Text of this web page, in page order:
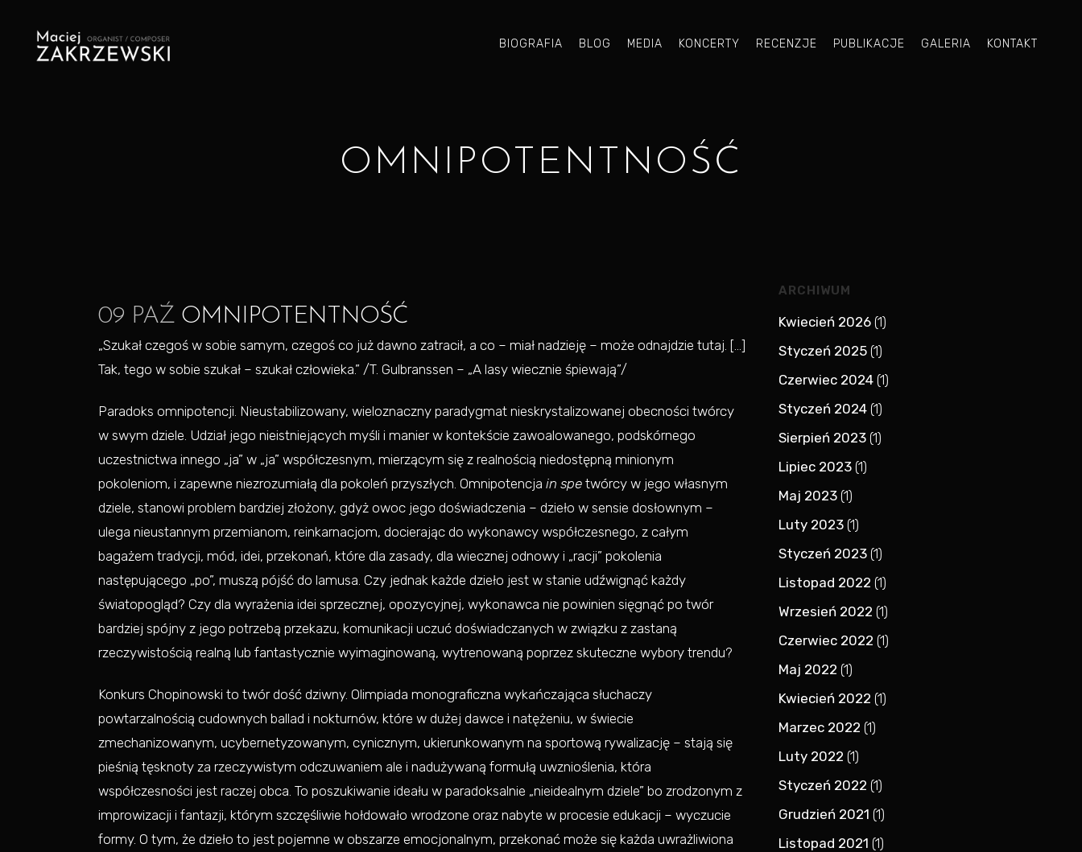
BIOGRAFIA BLOG MEDIA KONCERTY RECENZJE PUBLIKACJE GALERIA KONTAKT
OMNIPOTENTNOŚĆ
09 PAŹ OMNIPOTENTNOŚĆ
„Szukał czegoś w sobie samym, czegoś co już dawno zatracił, a co – miał nadzieję – może odnajdzie tutaj. […]
Tak, tego w sobie szukał – szukał człowieka.” /T. Gulbranssen – „A lasy wiecznie śpiewają”/
Paradoks omnipotencji. Nieustabilizowany, wieloznaczny paradygmat nieskrystalizowanej obecności twórcy
w swym dziele. Udział jego nieistniejących myśli i manier w kontekście zawoalowanego, podskórnego
uczestnictwa innego „ja” w „ja” współczesnym, mierzącym się z realnością niedostępną minionym
pokoleniom, i zapewne niezrozumiałą dla pokoleń przyszłych. Omnipotencja in spe twórcy w jego własnym
dziele, stanowi problem bardziej złożony, gdyż owoc jego doświadczenia – dzieło w sensie dosłownym –
ulega nieustannym przemianom, reinkarnacjom, docierając do wykonawcy współczesnego, z całym
bagażem tradycji, mód, idei, przekonań, które dla zasady, dla wiecznej odnowy i „racji” pokolenia
następującego „po”, muszą pójść do lamusa. Czy jednak każde dzieło jest w stanie udźwignąć każdy
światopogląd? Czy dla wyrażenia idei sprzecznej, opozycyjnej, wykonawca nie powinien sięgnąć po twór
bardziej spójny z jego potrzebą przekazu, komunikacji uczuć doświadczanych w związku z zastaną
rzeczywistością realną lub fantastycznie wyimaginowaną, wytrenowaną poprzez skuteczne wybory trendu?
Konkurs Chopinowski to twór dość dziwny. Olimpiada monograficzna wykańczająca słuchaczy
powtarzalnością cudownych ballad i nokturnów, które w dużej dawce i natężeniu, w świecie
zmechanizowanym, ucybernetyzowanym, cynicznym, ukierunkowanym na sportową rywalizację – stają się
pieśnią tęsknoty za rzeczywistym odczuwaniem ale i nadużywaną formułą uwznioślenia, która
współczesności jest raczej obca. To poszukiwanie ideału w paradoksalnie „nieidealnym dziele” bo zrodzonym z
improwizacji i fantazji, którym szczęśliwie hołdowało wrodzone oraz nabyte w procesie edukacji – wyczucie
formy. O tym, że dzieło to jest pojemne w obszarze emocjonalnym, przekonać może się każda uwrażliwiona
ARCHIWUM
Kwiecień 2026 (1)
Styczeń 2025 (1)
Czerwiec 2024 (1)
Styczeń 2024 (1)
Sierpień 2023 (1)
Lipiec 2023 (1)
Maj 2023 (1)
Luty 2023 (1)
Styczeń 2023 (1)
Listopad 2022 (1)
Wrzesień 2022 (1)
Czerwiec 2022 (1)
Maj 2022 (1)
Kwiecień 2022 (1)
Marzec 2022 (1)
Luty 2022 (1)
Styczeń 2022 (1)
Grudzień 2021 (1)
Listopad 2021 (1)